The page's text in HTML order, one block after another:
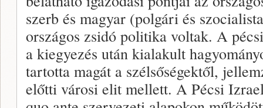
szerb és magyar (polgári és
országos zsidó politika voltak. A
a kiegyezés után kialakult
tartotta magát a szélsőségektől,
előtti városi elit mellett. A Pécsi